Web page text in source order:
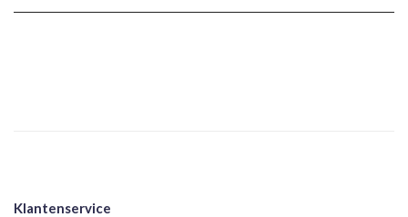
Klantenservice